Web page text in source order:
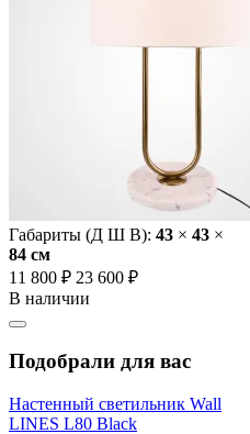
Габариты (Д Ш В): 43 × 43 ×
84 cм
11 800 ₽ 23 600 ₽
В наличии
Подобрали для вас
Настенный светильник Wall
LINES L80 Black